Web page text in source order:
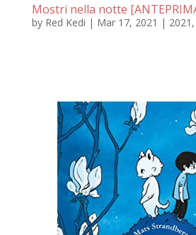
Mostri nella notte
by Red Kedi | Mar 17, 2021 | 2021 ,